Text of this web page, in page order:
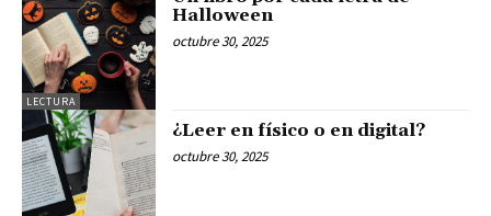
LECTURA
Halloween
octubre 30, 2025
¿Leer en físico o en digital?
octubre 30, 2025